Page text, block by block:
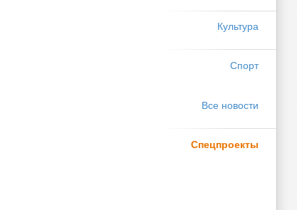
Культура
Спорт
Все новости
Спецпроекты